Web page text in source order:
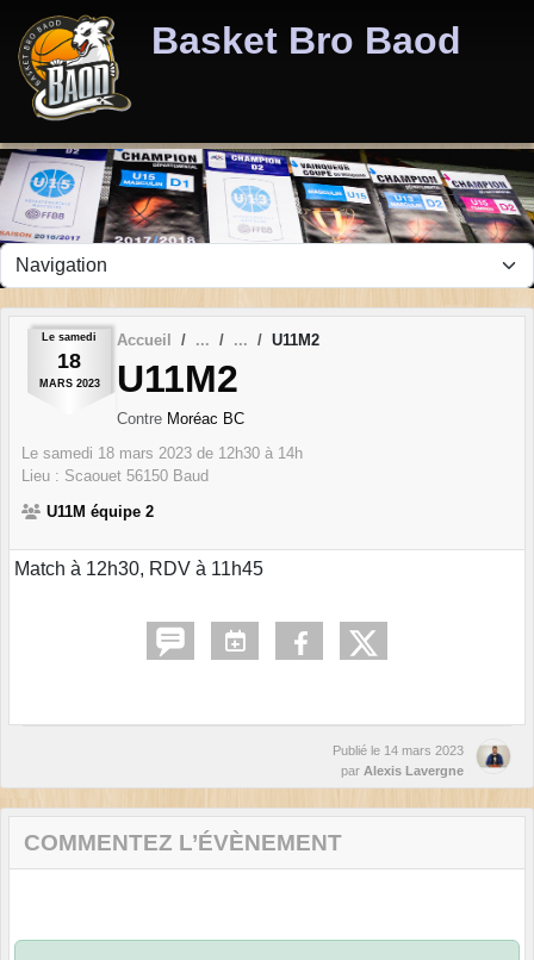
Basket Bro Baod
Le samedi
18
MARS 2023
Accueil U11M2
U11M2
Contre Moréac BC
Le samedi 18 mars 2023 de 12h30 à 14h
Lieu : Scaouet 56150 Baud
U11M équipe 2
Match à 12h30, RDV à 11h45
Publié le 14 mars 2023
par Alexis Lavergne
COMMENTEZ L’ÉVÈNEMENT
Panneau de gestion des cookies